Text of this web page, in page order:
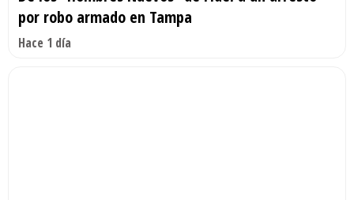
por robo armado en Tampa
Hace 1 día